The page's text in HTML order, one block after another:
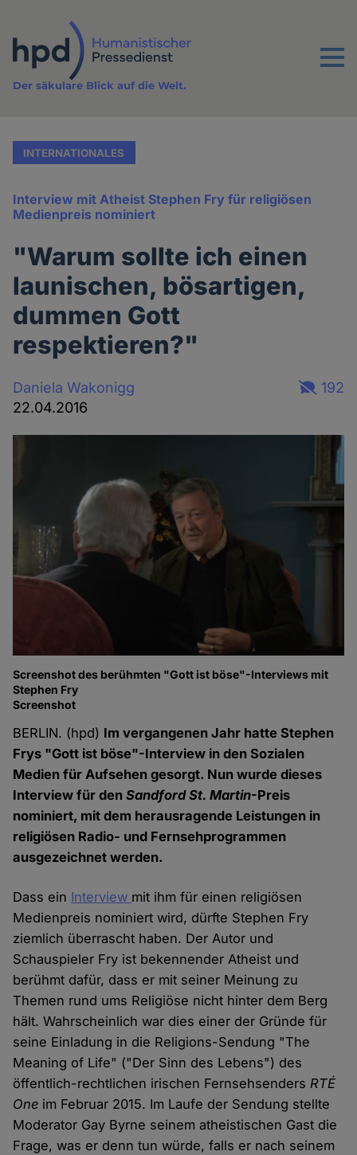
Inhalt
Menu
Der säkulare Blick auf die Welt.
INTERNATIONALES
Interview mit Atheist Stephen Fry für religiösen
Medienpreis nominiert
"Warum sollte ich einen
launischen, bösartigen,
dummen Gott
respektieren?"
Daniela Wakonigg
22.04.2016
192
Screenshot des berühmten "Gott ist böse"-Interviews mit
Stephen Fry
Screenshot
BERLIN. (hpd) Im vergangenen Jahr hatte Stephen
Frys "Gott ist böse"-Interview in den Sozialen
Medien für Aufsehen gesorgt. Nun wurde dieses
Interview für denSandford St. Martin-Preis
nominiert, mit dem herausragende Leistungen in
religiösen Radio- und Fernsehprogrammen
ausgezeichnet werden.
Dass ein Interview mit ihm für einen religiösen
Medienpreis nominiert wird, dürfte Stephen Fry
ziemlich überrascht haben. Der Autor und
Schauspieler Fry ist bekennender Atheist und
berühmt dafür, dass er mit seiner Meinung zu
Themen rund ums Religiöse nicht hinter dem Berg
hält. Wahrscheinlich war dies einer der Gründe für
seine Einladung in die Religions-Sendung "The
Meaning of Life" ("Der Sinn des Lebens") des
öffentlich-rechtlichen irischen FernsehsendersRTÉ
One im Februar 2015. Im Laufe der Sendung stellte
Moderator Gay Byrne seinem atheistischen Gast die
Frage, was er denn tun würde, falls er nach seinem